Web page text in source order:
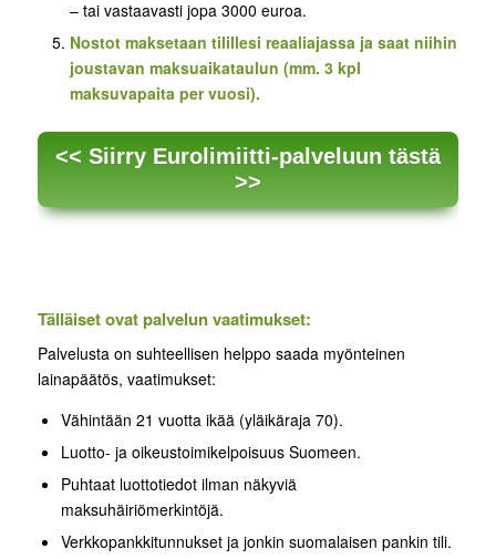
– tai vastaavasti jopa 3000 euroa.
Nostot maksetaan tilillesi reaaliajassa ja saat niihin
joustavan maksuaikataulun (mm. 3 kpl
maksuvapaita per vuosi).
<< Siirry Eurolimiitti-palveluun tästä
>>
Tälläiset ovat palvelun vaatimukset:
Palvelusta on suhteellisen helppo saada myönteinen
lainapäätös, vaatimukset:
Vähintään 21 vuotta ikää (yläikäraja 70).
Luotto- ja oikeustoimikelpoisuus Suomeen.
Puhtaat luottotiedot ilman näkyviä
maksuhäiriömerkintöjä.
Verkkopankkitunnukset ja jonkin suomalaisen pankin tili.